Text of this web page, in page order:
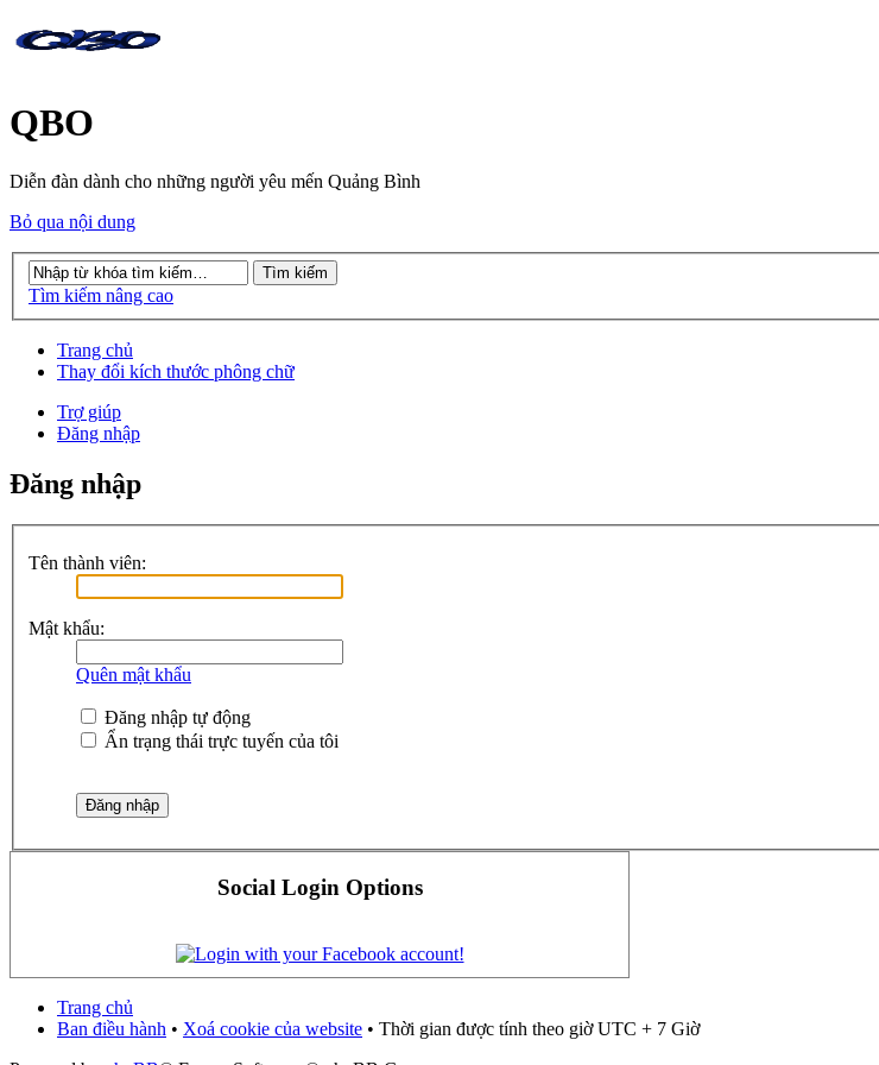
QBO
Diễn đàn dành cho những người yêu mến Quảng Bình
Bỏ qua nội dung
Tìm kiếm nâng cao
Trang chủ
Thay đổi kích thước phông chữ
Trợ giúp
Đăng nhập
Đăng nhập
Tên thành viên:
Mật khẩu:
Quên mật khẩu
Đăng nhập tự động
Ẩn trạng thái trực tuyến của tôi
Social Login Options
Trang chủ
Ban điều hành • Xoá cookie của website • Thời gian được tính theo giờ UTC + 7 Giờ